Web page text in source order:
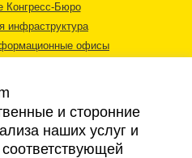
Конгресс-Бюро
инфраструктура
офисы
и сторонние
наших услуг и